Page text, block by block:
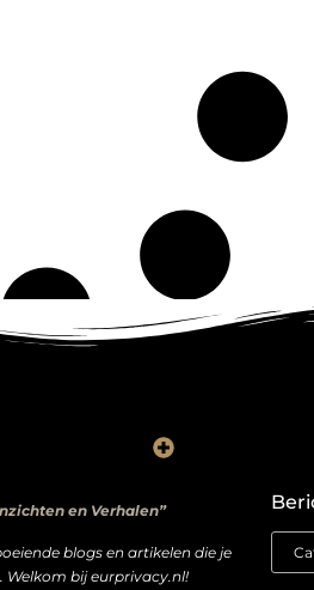
en Verhalen”
blogs en artikelen die je
Welkom bij eurprivacy.nl!